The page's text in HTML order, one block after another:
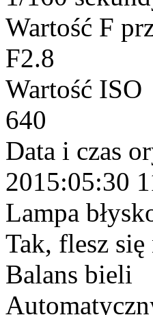
Wartość F
F2.8
Wartość ISO
640
Data i czas
2015:05:30
Lampa
Tak, flesz
Balans bieli